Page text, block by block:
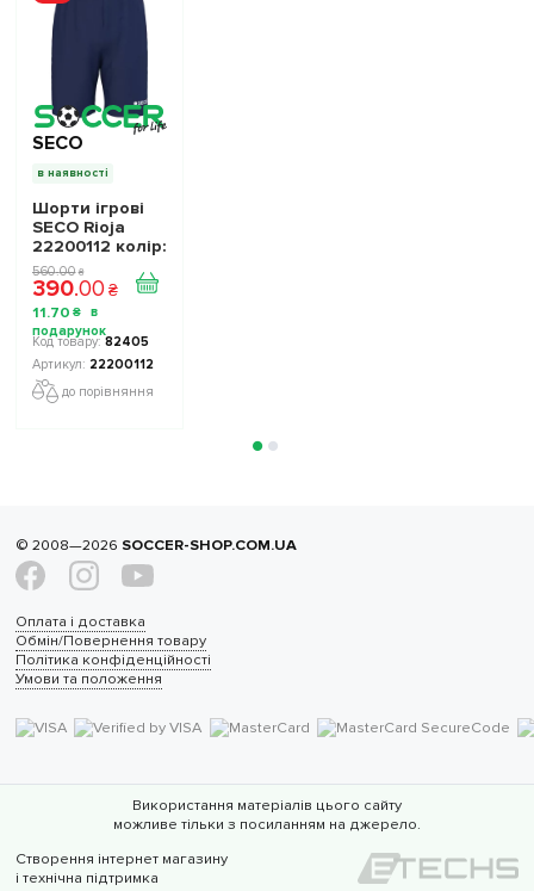
SECO
в наявності
Шорти ігрові
SECO Rioja
22200112 колiр:
темно-синій
560.00 ₴
390.00 ₴
11.70 ₴
82405
22200112
до порівняння
© 2008—2026 SOCCER-SHOP.COM.UA
Оплата і доставка
Обмін/Повернення товару
Політика конфіденційності
Умови та положення
Використання матеріалів цього сайту
можливе тільки з посиланням на джерело.
Створення інтернет магазину
і технічна підтримка